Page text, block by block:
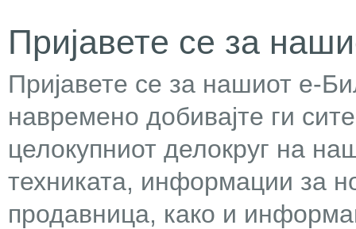
Пријавете се за
Пријавете се за нашиот е-
навремено добивајте ги
целокупниот делокруг на
техниката, информации за
продавница, како и